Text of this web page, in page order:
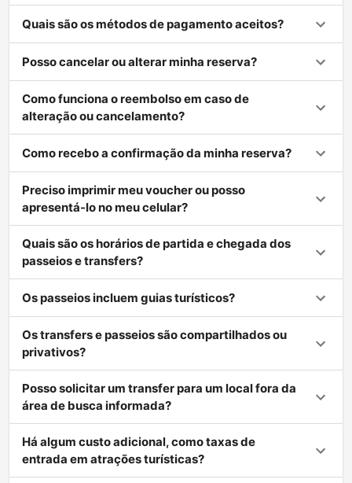
Quais são os métodos de pagamento aceitos?
Posso cancelar ou alterar minha reserva?
Como funciona o reembolso em caso de
alteração ou cancelamento?
Como recebo a confirmação da minha reserva?
Preciso imprimir meu voucher ou posso
apresentá-lo no meu celular?
Quais são os horários de partida e chegada dos
passeios e transfers?
Os passeios incluem guias turísticos?
Os transfers e passeios são compartilhados ou
privativos?
Posso solicitar um transfer para um local fora da
área de busca informada?
Há algum custo adicional, como taxas de
entrada em atrações turísticas?